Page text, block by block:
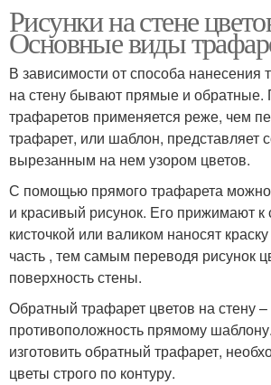
Рисунки на стене
Основные виды
В зависимости от способа нанесения
на стену бывают прямые и обратные.
трафаретов применяется реже, чем
трафарет, или шаблон, представляет
вырезанным на нем узором цветов.
С помощью прямого трафарета
и красивый рисунок. Его прижимают к
кисточкой или валиком наносят
часть , тем самым переводя рисунок
поверхность стены.
Обратный трафарет цветов на стену –
противоположность прямому
изготовить обратный трафарет,
цветы строго по контуру.